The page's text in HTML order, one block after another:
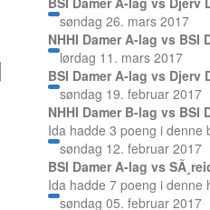
søndag 26. mars 2017
NHHI Damer A-lag vs BSI
lørdag 11. mars 2017
BSI Damer A-lag vs Djerv
søndag 19. februar 2017
NHHI Damer B-lag vs BSI
Ida hadde 3 poeng i denne
søndag 12. februar 2017
BSI Damer A-lag vs
Ida hadde 7 poeng i denne
søndag 05. februar 2017